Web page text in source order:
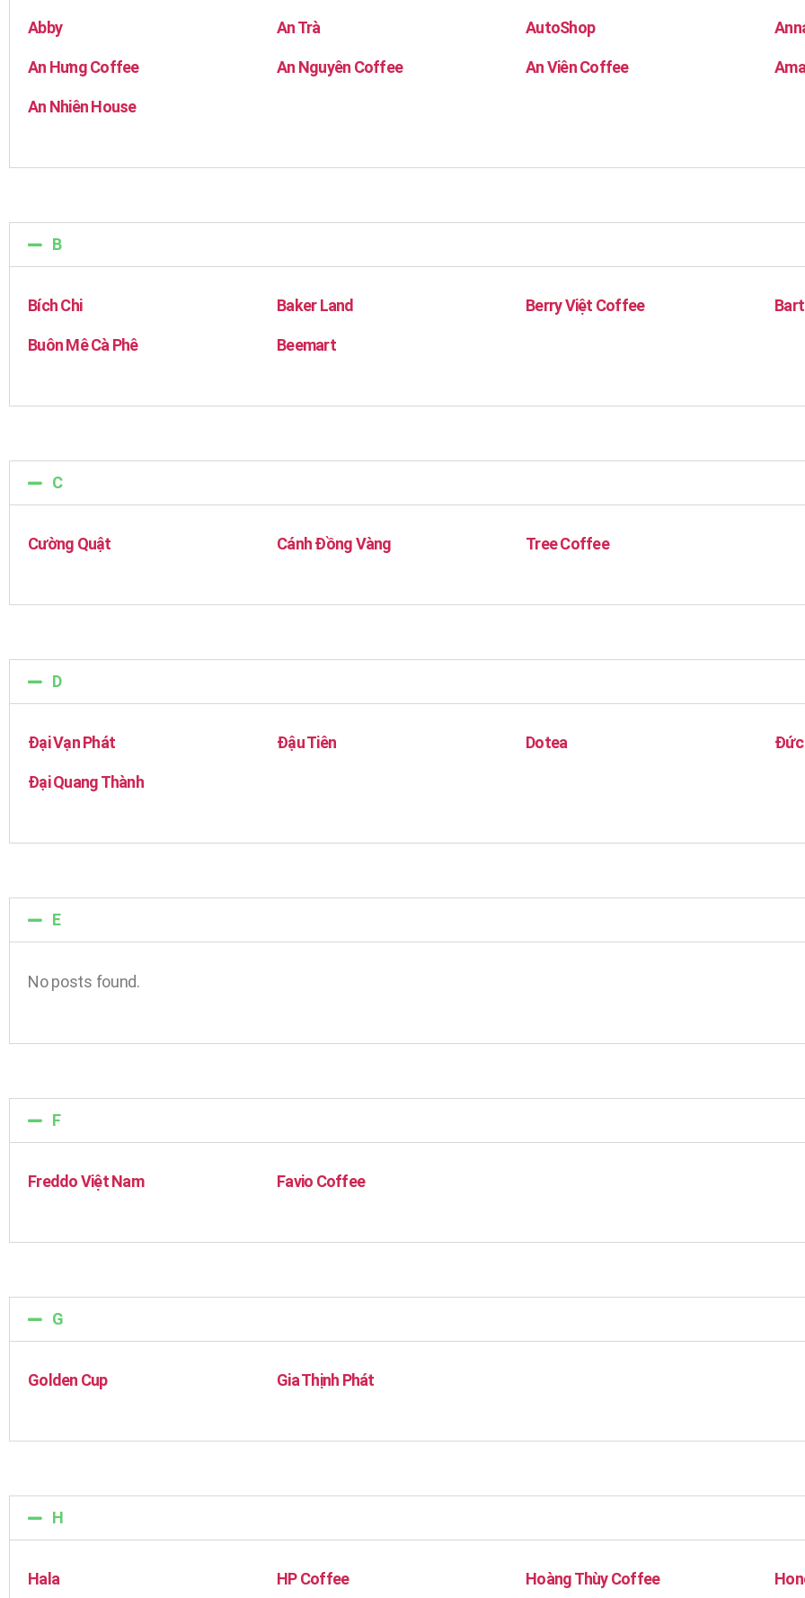
Abby An Trà AutoShop
An Hưng Coffee An Nguyên Coffee An Viên Coffee
An Nhiên House
B
Bích Chi Baker Land Berry Việt Coffee
Buôn Mê Cà Phê Beemart
C
Cường Quật Cánh Đồng Vàng Tree Coffee
D
Đại Vạn Phát Đậu Tiên Dotea Đức
Đại Quang Thành
E
No posts found.
F
Freddo Việt Nam Favio Coffee
G
Golden Cup Gia Thịnh Phát
H
Hala HP Coffee Hoàng Thùy Coffee